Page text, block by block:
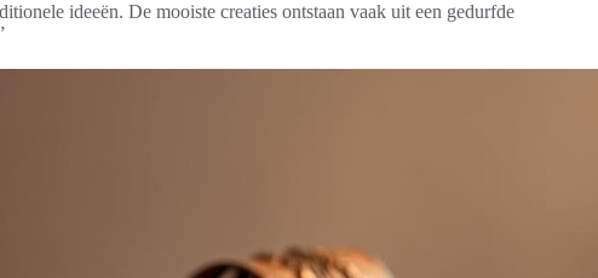
ideeën. De mooiste creaties ontstaan vaak uit een gedurfde